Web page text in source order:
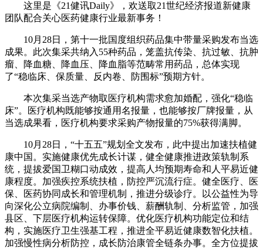
这里是《21健讯Daily》，欢送取21世纪经济报道新健康
团队配合关心医药健康行业最新事务！
10月28日，第十一批国度组织药品集中带量采购发布当选
成果。此次集采共纳入55种药品，笼盖抗传染、抗过敏、抗肿
瘤、降血糖、降血压、降血脂等范畴常用药品，总体实现
了“稳临床、保质量、反内卷、防围标”预期方针。
本次集采当选产物取医疗机构需求愈加婚配，强化“稳临
床”。医疗机构既能够按通用名报量，也能够按厂牌报量，从
当选成果看，医疗机构要求采购产物报量的75%获得满脚。
10月28日，“十五五”规划全文发布，此中提出加速扶植健
康中国。实施健康优先成长计谋，健全健康推进政策轨制系
统，提拔爱国卫糊口动成效，提高人均预期寿命和人平易近健
康程度。加强疾控系统扶植，防控严沉流行症。健全医疗、医
保、医药协同成长和管理机制，推进分级诊疗。以公益性为导
向深化公立病院编制、办事价钱、薪酬轨制、分析监管，加强
县区、下层医疗机构运转保障。优化医疗机构功能定位和结
构，实施医疗卫生强基工程，推进全平易近健康数智化扶植。
加强慢性病分析防控，成长防治康管全链条办事。全方位提拔